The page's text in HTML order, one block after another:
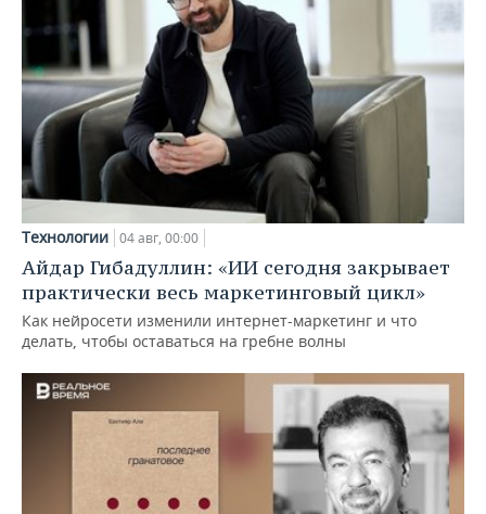
Технологии 04 авг, 00:00
Айдар Гибадуллин: «ИИ сегодня закрывает
практически весь маркетинговый цикл»
Как нейросети изменили интернет-маркетинг и что
делать, чтобы оставаться на гребне волны